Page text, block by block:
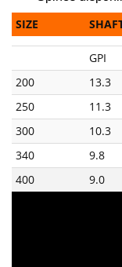
SIZE
GPI
200
13.3
250
11.3
300
10.3
340
9.8
400
9.0